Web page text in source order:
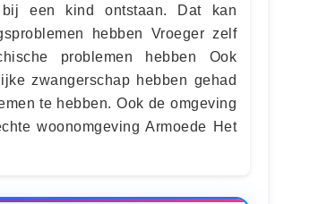
bij een kind ontstaan. Dat kan
hebben Vroeger zelf
problemen hebben Ook
zwangerschap hebben gehad
te hebben. Ook de omgeving
woonomgeving Armoede Het